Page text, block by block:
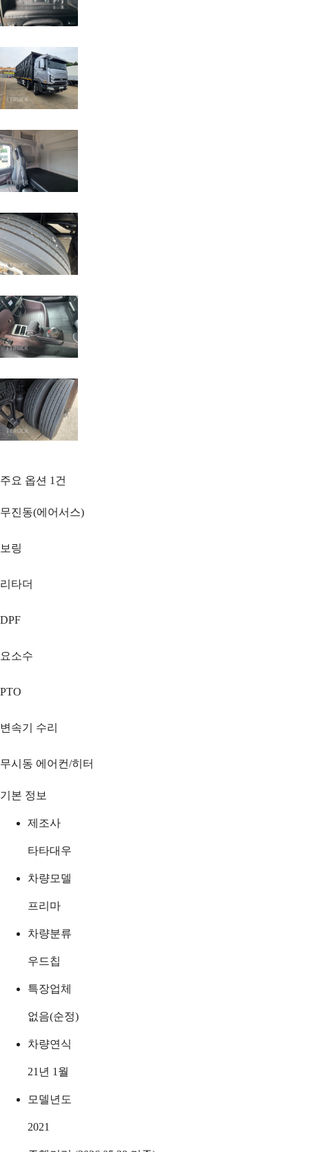
주요 옵션 1 건
무진동(에어서스)
보링
리타더
DPF
요소수
PTO
변속기 수리
무시동 에어컨/히터
기본 정보
제조사
타타대우
차량모델
프리마
차량분류
우드칩
특장업체
없음(순정)
차량연식
21년 1월
모델년도
2021